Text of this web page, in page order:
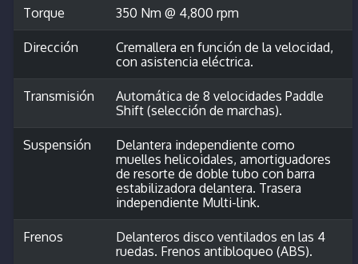
Torque 350 Nm @ 4,800 rpm
Dirección
Cremallera en función de la velocidad,
con asistencia eléctrica.
Transmisión
Automática de 8 velocidades Paddle
Shift (selección de marchas).
Suspensión
Delantera independiente como
muelles helicoidales, amortiguadores
de resorte de doble tubo con barra
estabilizadora delantera. Trasera
independiente Multi-link.
Frenos
Delanteros disco ventilados en las 4
ruedas. Frenos antibloqueo (ABS).